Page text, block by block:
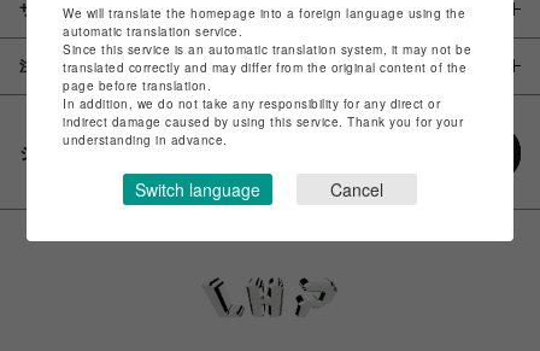
サイズ
注意事項
シェアする
We will translate the homepage into a foreign language using the
automatic translation service.
Since this service is an automatic translation system, it may not be
translated correctly and may differ from the original content of the
page before translation.
In addition, we do not take any responsibility for any direct or
indirect damage caused by using this service. Thank you for your
understanding in advance.
Switch language Cancel